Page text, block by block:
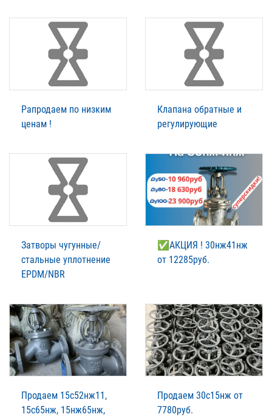
Рапродаем по низким
ценам !
Клапана обратные и
регулирующие
Затворы чугунные/
стальные уплотнение
EPDM/NBR
✅АКЦИЯ ! 30нж41нж
от 12285руб.
Продаем 15с52нж11,
15с65нж, 15нж65нж,
Продаем 30с15нж от
7780руб.